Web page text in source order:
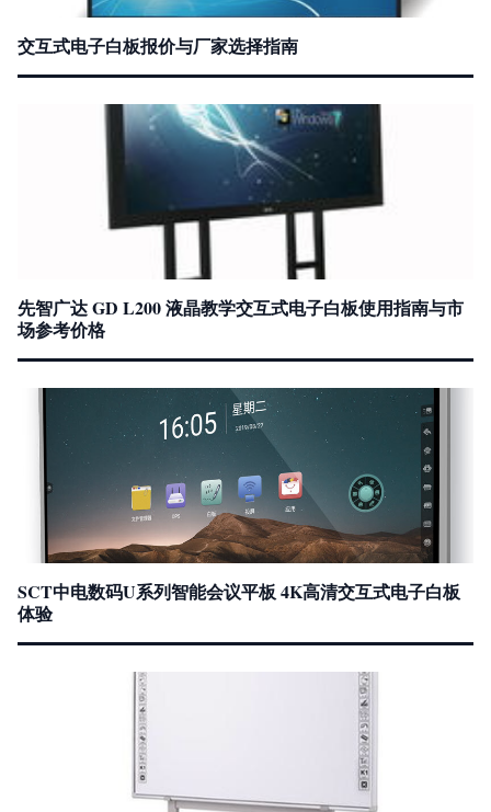
交互式电子白板报价与厂家选择指南
先智广达 GD L200 液晶教学交互式电子白板使用指南与市
场参考价格
SCT中电数码U系列智能会议平板 4K高清交互式电子白板
体验